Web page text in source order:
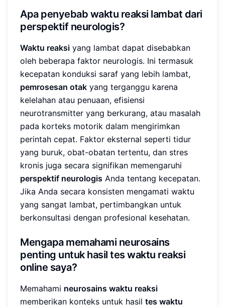
Apa penyebab waktu reaksi lambat dari
perspektif neurologis?
Waktu reaksi yang lambat dapat disebabkan
oleh beberapa faktor neurologis. Ini termasuk
kecepatan konduksi saraf yang lebih lambat,
pemrosesan otak yang terganggu karena
kelelahan atau penuaan, efisiensi
neurotransmitter yang berkurang, atau masalah
pada korteks motorik dalam mengirimkan
perintah cepat. Faktor eksternal seperti tidur
yang buruk, obat-obatan tertentu, dan stres
kronis juga secara signifikan memengaruhi
perspektif neurologis Anda tentang kecepatan.
Jika Anda secara konsisten mengamati waktu
yang sangat lambat, pertimbangkan untuk
berkonsultasi dengan profesional kesehatan.
Mengapa memahami neurosains
penting untuk hasil tes waktu reaksi
online saya?
Memahami neurosains waktu reaksi
memberikan konteks untuk hasil tes waktu